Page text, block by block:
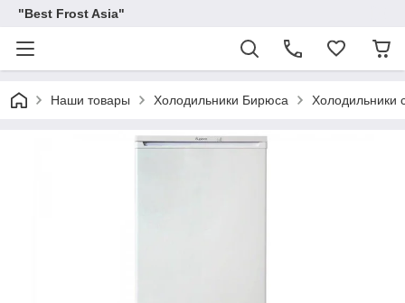
"Best Frost Asia"
Наши товары Холодильники Бирюса Холодильники